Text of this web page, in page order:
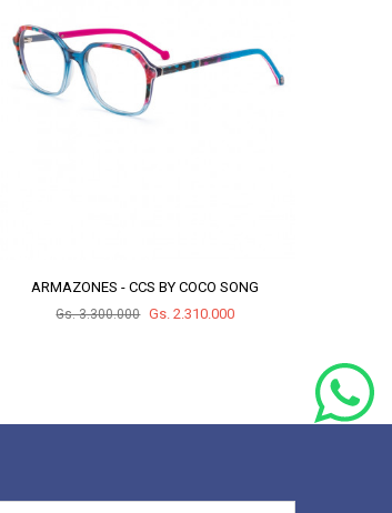
ARMAZONES - CCS BY COCO SONG
Gs. 3.300.000 Gs. 2.310.000